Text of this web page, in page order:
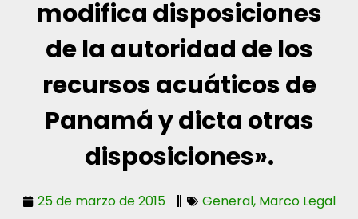
modifica disposiciones
de la autoridad de los
recursos acuáticos de
Panamá y dicta otras
disposiciones».
25 de marzo de 2015 General, Marco Legal